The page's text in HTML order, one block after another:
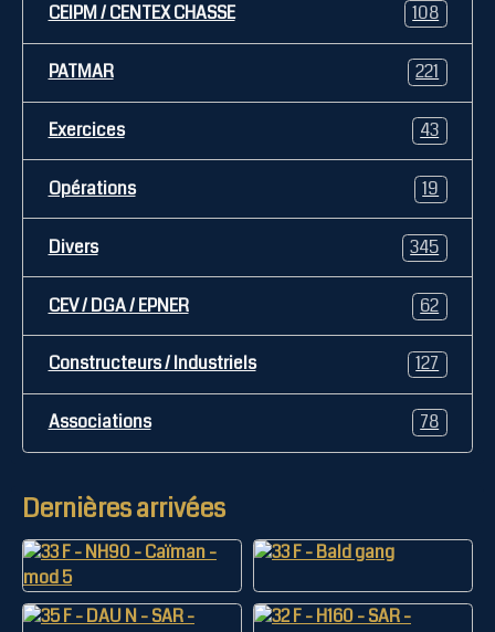
CEIPM / CENTEX CHASSE 108
PATMAR 221
Exercices 43
Opérations 19
Divers 345
CEV / DGA / EPNER 62
Constructeurs / Industriels 127
Associations 78
Dernières arrivées